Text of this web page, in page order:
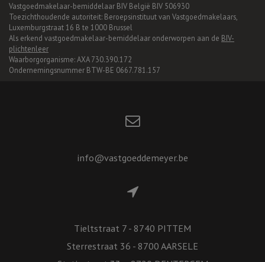
Vastgoedmakelaar-bemiddelaar BIV België BIV 506930
Toezichthoudende autoriteit: Beroepsinstituut van Vastgoedmakelaars,
Luxemburgstraat 16 B te 1000 Brussel
Als erkend vastgoedmakelaar-bemiddelaar onderworpen aan de BIV-
plichtenleer
Waarborgorganisme: AXA 730.390.172
Ondernemingsnummer BTW-BE 0667.781.157
info@vastgoeddemeyer.be
Tieltstraat 7 - 8740 PITTEM
Sterrestraat 36 - 8700 AARSELE